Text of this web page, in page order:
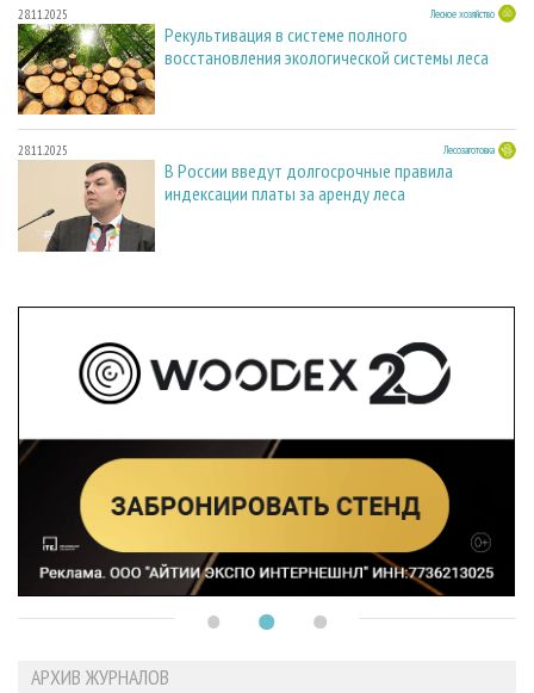
28.11.2025 Лесное хозяйство
Рекультивация в системе полного
восстановления экологической системы леса
28.11.2025 Лесозаготовка
В России введут долгосрочные правила
индексации платы за аренду леса
АРХИВ ЖУРНАЛОВ